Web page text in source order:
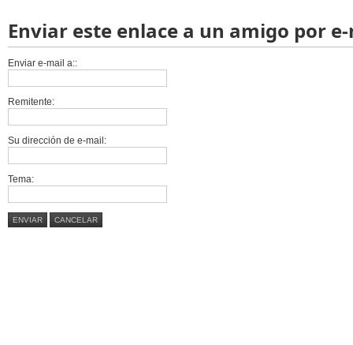
Enviar este enlace a un amigo por
Enviar e-mail a::
Remitente:
Su dirección de e-mail:
Tema:
ENVIAR CANCELAR